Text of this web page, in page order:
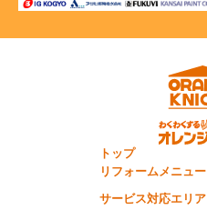
トップ
リフォームメニュー
サービス対応エリア